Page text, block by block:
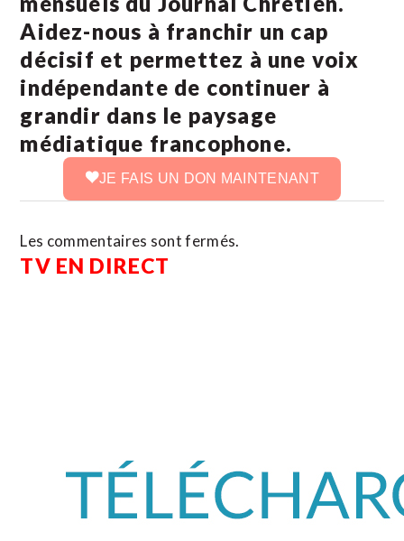
Aidez-nous à franchir un cap
décisif et permettez à une voix
indépendante de continuer à
grandir dans le paysage
médiatique francophone.
JE FAIS UN DON MAINTENANT
Les commentaires sont fermés.
TV EN DIRECT